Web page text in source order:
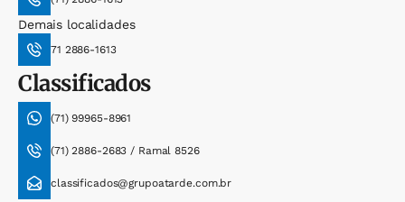
Demais localidades
71 2886-1613
Classificados
(71) 99965-8961
(71) 2886-2683 / Ramal 8526
classificados@grupoatarde.com.br